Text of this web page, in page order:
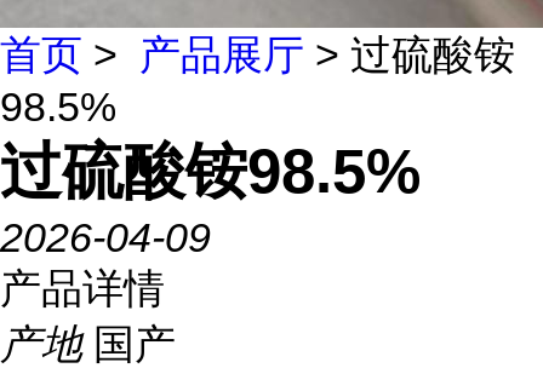
首页 > 产品展厅 > 过硫酸铵
98.5%
过硫酸铵98.5%
2026-04-09
产品详情
产地 国产